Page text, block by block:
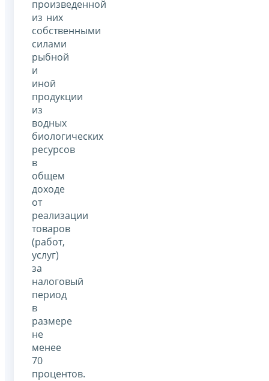
произведенной
из них
собственными
силами
рыбной
и
иной
продукции
из
водных
биологических
ресурсов
в
общем
доходе
от
реализации
товаров
(работ,
услуг)
за
налоговый
период
в
размере
не
менее
70
процентов.